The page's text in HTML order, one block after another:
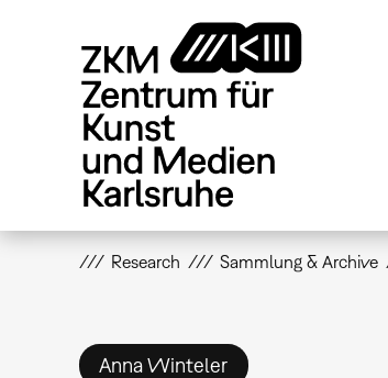
Research Sammlung & Archive
Anna Winteler